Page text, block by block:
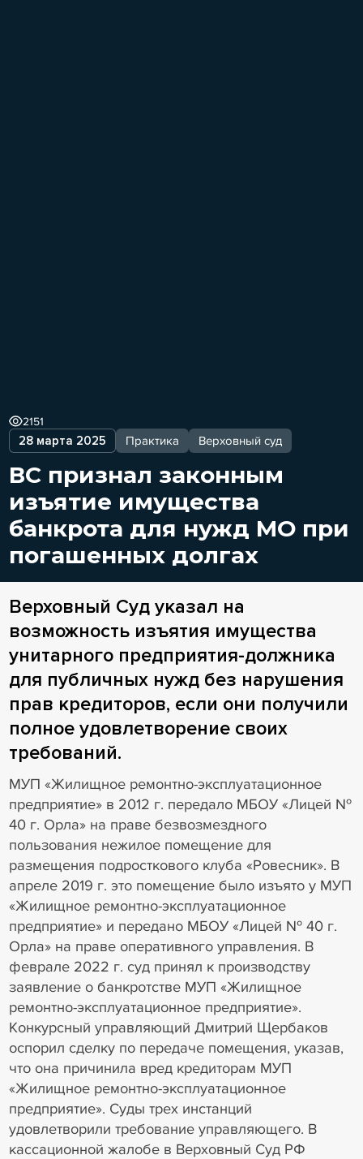
28 марта 2025 Практика Верховный суд
2151
ВС признал законным
изъятие имущества
банкрота для нужд МО при
погашенных долгах
Верховный Суд указал на
возможность изъятия имущества
унитарного предприятия-должника
для публичных нужд без нарушения
прав кредиторов, если они получили
полное удовлетворение своих
требований.
МУП «Жилищное ремонтно-эксплуатационное
предприятие» в 2012 г. передало МБОУ «Лицей №
40 г. Орла» на праве безвозмездного
пользования нежилое помещение для
размещения подросткового клуба «Ровесник». В
апреле 2019 г. это помещение было изъято у МУП
«Жилищное ремонтно-эксплуатационное
предприятие» и передано МБОУ «Лицей № 40 г.
Орла» на праве оперативного управления. В
феврале 2022 г. суд принял к производству
заявление о банкротстве МУП «Жилищное
ремонтно-эксплуатационное предприятие».
Конкурсный управляющий Дмитрий Щербаков
оспорил сделку по передаче помещения, указав,
что она причинила вред кредиторам МУП
«Жилищное ремонтно-эксплуатационное
предприятие». Суды трех инстанций
удовлетворили требование управляющего. В
кассационной жалобе в Верховный Суд РФ